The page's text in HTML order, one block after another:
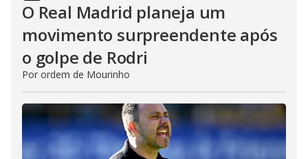
O Real Madrid planeja um
movimento surpreendente após
o golpe de Rodri
Por ordem de Mourinho